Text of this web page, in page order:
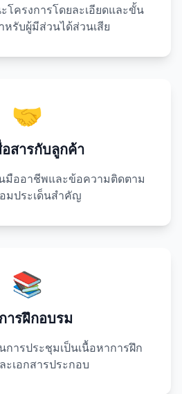
โครงการโดยละเอียดและขั้น
หรับผู้มีส่วนได้ส่วนเสีย
🤝
สารกับลูกค้า
มืออาชีพและข้อความติดตาม
มประเด็นสำคัญ
📚
ารฝึกอบรม
ารประชุมเป็นเนื้อหาการฝึก
ะเอกสารประกอบ